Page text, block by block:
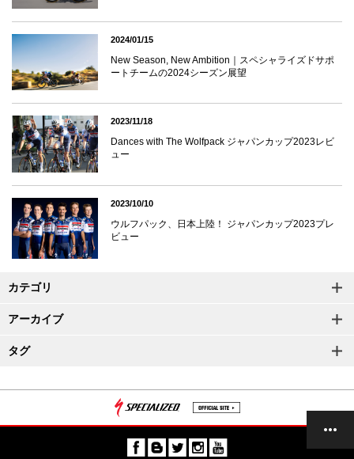
2024/01/15
New Season, New Ambition｜スペシャライズドサポ
ートチームの2024シーズン展望
2023/11/18
Dances with The Wolfpack ジャパンカップ2023レビ
ュー
2023/10/10
ウルフパック、日本上陸！ ジャパンカップ2023プレ
ビュー
カテゴリ
アーカイブ
タグ